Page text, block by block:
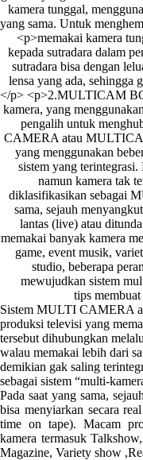
tips
Sistem MULTI CAMERA
produksi televisi yang
tersebut dihubungkan
walau memakai lebih dari
demikian gak saling
sebagai sistem “multi-
Pada saat yang sama,
bisa menyiarkan secara
time on tape). Macam
kamera termasuk
Magazine, Variety show